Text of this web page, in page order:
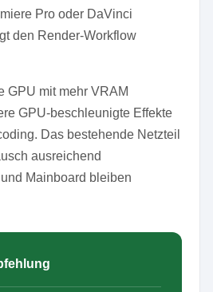
Pro oder DaVinci
den Render-Workflow
GPU mit mehr VRAM
GPU-beschleunigte Effekte
Das bestehende Netzteil
ausreichend
Mainboard bleiben